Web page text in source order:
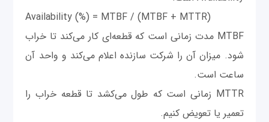
Availability (%) = MTBF / (MTBF + MTTR)
MTBF مدت زمانی است که قطعه‌ای کار می‌کند تا خراب
شود. میزان آن را شرکت سازنده اعلام می‌کند و واحد آن
ساعت است.
MTTR زمانی است که طول می‌کشد تا قطعه خراب را
تعمیر یا تعویض کنیم.